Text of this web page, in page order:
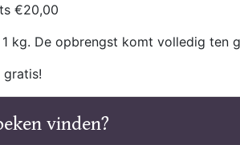
€20,00
kg. De opbrengst komt volledig ten
gratis!
vinden?